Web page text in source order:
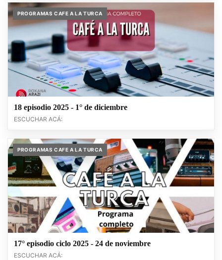
PROGRAMAS CAFE A LA TURCA
18 episodio 2025 - 1° de diciembre
ESCUCHAR ACÁ:
PROGRAMAS CAFE A LA TURCA
17° episodio ciclo 2025 - 24 de noviembre
ESCUCHAR ACÁ: